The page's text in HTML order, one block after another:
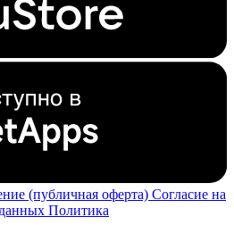
(публичная оферта) Согласие на
Политика